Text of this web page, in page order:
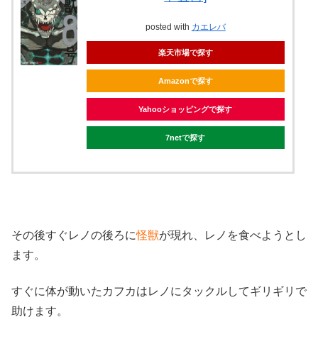
posted with カエレバ
楽天市場で探す
Amazonで探す
Yahooショッピングで探す
7netで探す
その後すぐレノの後ろに怪獣が現れ、レノを食べようとし
ます。
すぐに体が動いたカフカはレノにタックルしてギリギリで
助けます。